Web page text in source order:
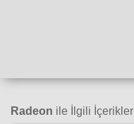
Radeon ile İlgili İçerikler